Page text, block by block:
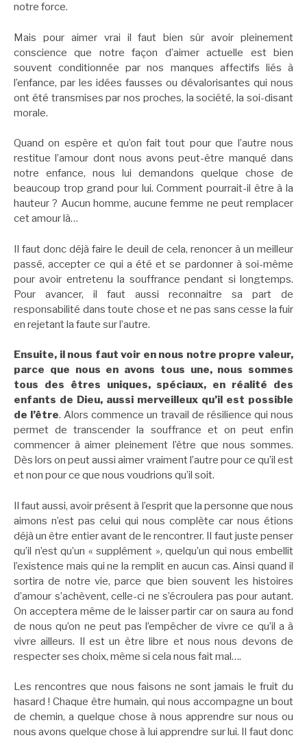
notre force.
Mais pour aimer vrai il faut bien sûr avoir pleinement
conscience que notre façon d’aimer actuelle est bien
souvent conditionnée par nos manques affectifs liés à
l’enfance, par les idées fausses ou dévalorisantes qui nous
ont été transmises par nos proches, la société, la soi-disant
morale.
Quand on espère et qu’on fait tout pour que l’autre nous
restitue l’amour dont nous avons peut-être manqué dans
notre enfance, nous lui demandons quelque chose de
beaucoup trop grand pour lui. Comment pourrait-il être à la
hauteur ? Aucun homme, aucune femme ne peut remplacer
cet amour là…
Il faut donc déjà faire le deuil de cela, renoncer à un meilleur
passé, accepter ce qui a été et se pardonner à soi-même
pour avoir entretenu la souffrance pendant si longtemps.
Pour avancer, il faut aussi reconnaitre sa part de
responsabilité dans toute chose et ne pas sans cesse la fuir
en rejetant la faute sur l’autre.
Ensuite, il nous faut voir en nous notre propre valeur,
parce que nous en avons tous une, nous sommes
tous des êtres uniques, spéciaux, en réalité des
enfants de Dieu, aussi merveilleux qu’il est possible
de l’être. Alors commence un travail de résilience qui nous
permet de transcender la souffrance et on peut enfin
commencer à aimer pleinement l’être que nous sommes.
Dès lors on peut aussi aimer vraiment l’autre pour ce qu’il est
et non pour ce que nous voudrions qu’il soit.
Il faut aussi, avoir présent à l’esprit que la personne que nous
aimons n’est pas celui qui nous complète car nous étions
déjà un être entier avant de le rencontrer. Il faut juste penser
qu’il n’est qu’un « supplément », quelqu’un qui nous embellit
l’existence mais qui ne la remplit en aucun cas. Ainsi quand il
sortira de notre vie, parce que bien souvent les histoires
d’amour s’achèvent, celle-ci ne s’écroulera pas pour autant.
On acceptera même de le laisser partir car on saura au fond
de nous qu’on ne peut pas l’empêcher de vivre ce qu’il a à
vivre ailleurs. Il est un être libre et nous nous devons de
respecter ses choix, même si cela nous fait mal….
Les rencontres que nous faisons ne sont jamais le fruit du
hasard ! Chaque être humain, qui nous accompagne un bout
de chemin, a quelque chose à nous apprendre sur nous ou
nous avons quelque chose à lui apprendre sur lui. Il faut donc